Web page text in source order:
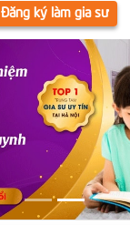
Đăng ký làm gia sư